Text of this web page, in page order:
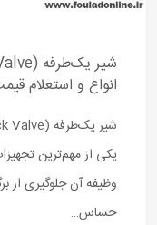
انواع و استعلام
یکی از مهم‌ترین
وظیفه آن جلوگیری از
حساس…